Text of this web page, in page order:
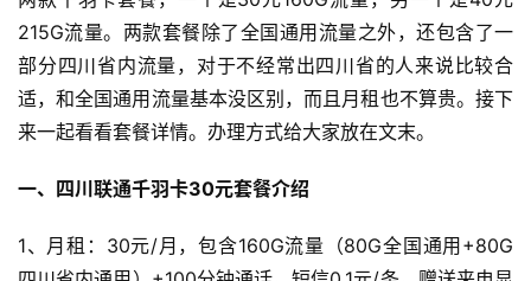
215G流量。两款套餐除了全国通用流量之外，还包含了一
部分四川省内流量，对于不经常出四川省的人来说比较合
适，和全国通用流量基本没区别，而且月租也不算贵。接下
来一起看看套餐详情。办理方式给大家放在文末。
一、四川联通千羽卡30元套餐介绍
1、月租：30元/月，包含160G流量（80G全国通用+80G